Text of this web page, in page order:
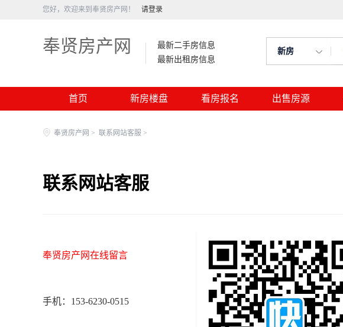
您好，欢迎来到奉贤房产网！ 请登录
奉贤房产网
最新二手房信息
最新出租房信息
新房
首页 新房楼盘 看房报名 出售房源
奉贤房产网 > 联系网站客服 >
联系网站客服
奉贤房产网在线留言
手机：153-6230-0515